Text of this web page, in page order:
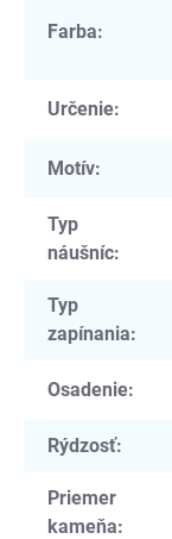
Farba:
Určenie:
Motív:
Typ
náušníc:
Typ
zapínania:
Osadenie:
Rýdzosť:
Priemer
kameňa: